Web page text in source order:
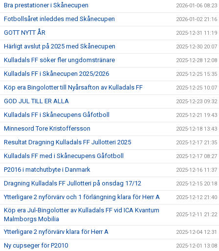
Bra prestationer i Skånecupen 2026-01-06 08:23
Fotbollsåret inleddes med Skånecupen 2026-01-02 21:16
GOTT NYTT ÅR 2025-12-31 11:19
Härligt avslut på 2025 med Skånecupen 2025-12-30 20:07
Kulladals FF söker fler ungdomstränare 2025-12-28 12:08
Kulladals FF i Skånecupen 2025/2026 2025-12-25 15:35
Köp era Bingolotter till Nyårsafton av Kulladals FF 2025-12-25 10:07
GOD JUL TILL ER ALLA 2025-12-23 09:32
Kulladals FF i Skånecupens Gåfotboll 2025-12-21 19:43
Minnesord Tore Kristoffersson 2025-12-18 13:43
Resultat Dragning Kulladals FF Jullotteri 2025 2025-12-17 21:35
Kulladals FF med i Skånecupens Gåfotboll 2025-12-17 08:27
P2016 i matchutbyte i Danmark 2025-12-16 11:37
Dragning Kulladals FF Jullotteri på onsdag 17/12 2025-12-15 20:18
Ytterligare 2 nyförvärv och 1 förlängning klara för Herr A 2025-12-12 21:40
Köp era Jul-Bingolotter av Kulladals FF vid ICA Kvantum
Malmborgs Mobilia
2025-12-11 21:22
Ytterligare 2 nyförvärv klara för Herr A 2025-12-04 12:31
Ny cupseger för P2010 2025-12-01 13:08